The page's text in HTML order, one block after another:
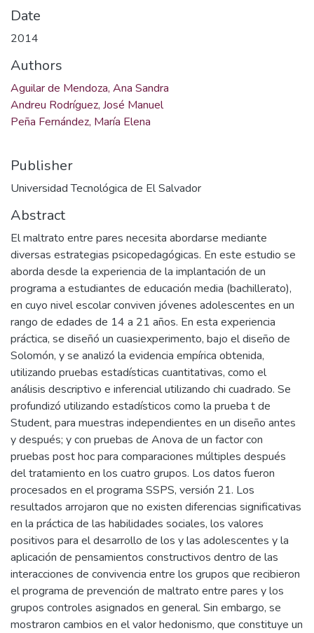
Date
2014
Authors
Aguilar de Mendoza, Ana Sandra
Andreu Rodríguez, José Manuel
Peña Fernández, María Elena
Publisher
Universidad Tecnológica de El Salvador
Abstract
El maltrato entre pares necesita abordarse mediante
diversas estrategias psicopedagógicas. En este estudio se
aborda desde la experiencia de la implantación de un
programa a estudiantes de educación media (bachillerato),
en cuyo nivel escolar conviven jóvenes adolescentes en un
rango de edades de 14 a 21 años. En esta experiencia
práctica, se diseñó un cuasiexperimento, bajo el diseño de
Solomón, y se analizó la evidencia empírica obtenida,
utilizando pruebas estadísticas cuantitativas, como el
análisis descriptivo e inferencial utilizando chi cuadrado. Se
profundizó utilizando estadísticos como la prueba t de
Student, para muestras independientes en un diseño antes
y después; y con pruebas de Anova de un factor con
pruebas post hoc para comparaciones múltiples después
del tratamiento en los cuatro grupos. Los datos fueron
procesados en el programa SSPS, versión 21. Los
resultados arrojaron que no existen diferencias significativas
en la práctica de las habilidades sociales, los valores
positivos para el desarrollo de los y las adolescentes y la
aplicación de pensamientos constructivos dentro de las
interacciones de convivencia entre los grupos que recibieron
el programa de prevención de maltrato entre pares y los
grupos controles asignados en general. Sin embargo, se
mostraron cambios en el valor hedonismo, que constituye un